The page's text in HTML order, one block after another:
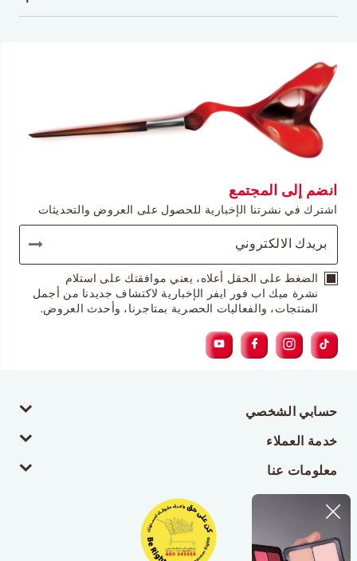
انضم إلى المجتمع
اشترك في نشرتنا الإخبارية للحصول على العروض والتحديثات
الضغط على الحقل أعلاه، يعني موافقتك على استلام
نشرة ميك اب فور ايفر الإخبارية لاكتشاف جديدنا من أجمل
المنتجات، والفعاليات الحصرية بمتاجرنا، وأحدث العروض.
حسابي الشخصي
خدمة العملاء
معلومات عنا